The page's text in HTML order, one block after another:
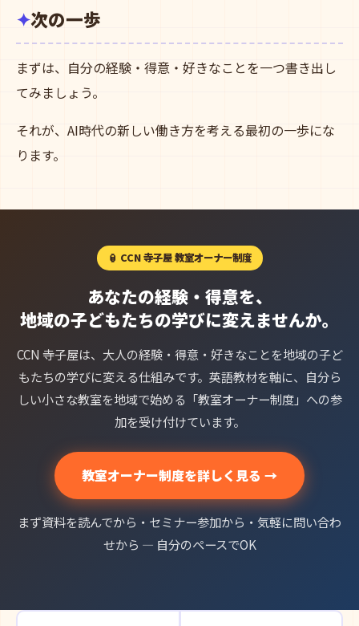
次の一歩
まずは、自分の経験・得意・好きなことを一つ書き出し
てみましょう。
それが、AI時代の新しい働き方を考える最初の一歩にな
ります。
🏮 CCN 寺子屋 教室オーナー制度
あなたの経験・得意を、
地域の子どもたちの学びに変えませんか。
CCN 寺子屋は、大人の経験・得意・好きなことを地域の子ど
もたちの学びに変える仕組みです。英語教材を軸に、自分ら
しい小さな教室を地域で始める「教室オーナー制度」への参
加を受け付けています。
教室オーナー制度を詳しく見る →
まず資料を読んでから・セミナー参加から・気軽に問い合わ
せから — 自分のペースでOK